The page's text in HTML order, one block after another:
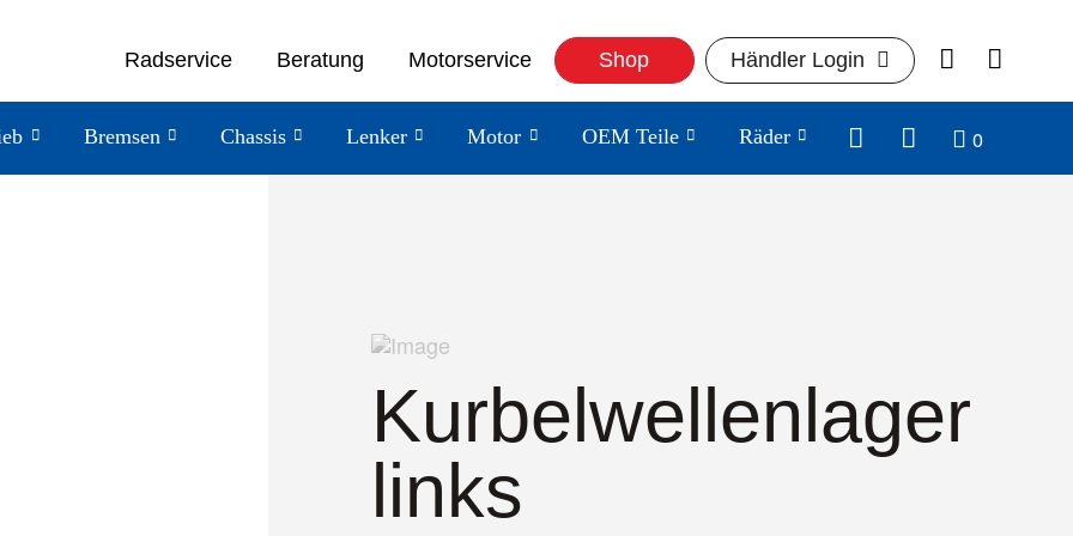
Radservice Beratung Motorservice Shop Händler Login
Bremsen Chassis Lenker Motor OEM Teile Räder 0
Kurbelwellenlager
links